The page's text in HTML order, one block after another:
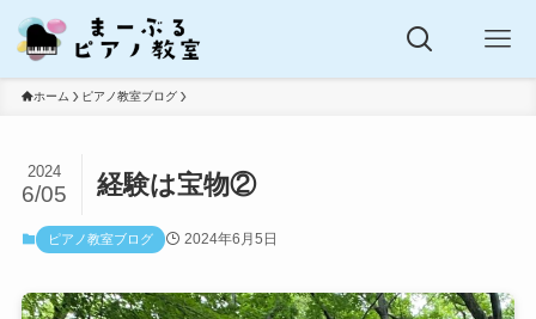
ホーム ピアノ教室ブログ
経験は宝物②
2024
6/05
ピアノ教室ブログ 2024年6月5日